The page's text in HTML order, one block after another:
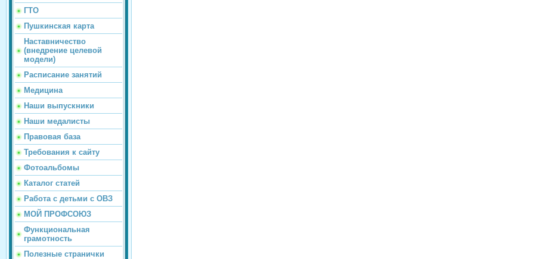
ГТО
Пушкинская карта
Наставничество
(внедрение целевой
модели)
Расписание занятий
Медицина
Наши выпускники
Наши медалисты
Правовая база
Требования к сайту
Фотоальбомы
Каталог статей
Работа с детьми с ОВЗ
МОЙ ПРОФСОЮЗ
Функциональная
грамотность
Полезные странички